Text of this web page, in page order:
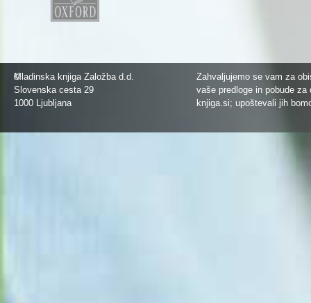
©
Mladinska knjiga Založba d.d.
Slovenska cesta 29
1000 Ljubljana
Zahvaljujemo se vam za
vaše predloge in pobude
knjiga.si; upoštevali jih